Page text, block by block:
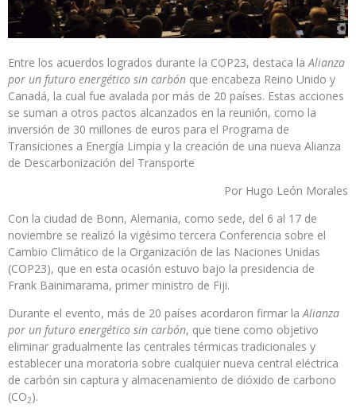
Entre los acuerdos logrados durante la COP23, destaca laAlianza
por un futuro energético sin carbón que encabeza Reino Unido y
Canadá, la cual fue avalada por más de 20 países. Estas acciones
se suman a otros pactos alcanzados en la reunión, como la
inversión de 30 millones de euros para el Programa de
Transiciones a Energía Limpia y la creación de una nueva Alianza
de Descarbonización del Transporte
Por Hugo León Morales
Con la ciudad de Bonn, Alemania, como sede, del 6 al 17 de
noviembre se realizó la vigésimo tercera Conferencia sobre el
Cambio Climático de la Organización de las Naciones Unidas
(COP23), que en esta ocasión estuvo bajo la presidencia de
Frank Bainimarama, primer ministro de Fiji.
Durante el evento, más de 20 países acordaron firmar laAlianza
por un futuro energético sin carbón, que tiene como objetivo
eliminar gradualmente las centrales térmicas tradicionales y
establecer una moratoria sobre cualquier nueva central eléctrica
de carbón sin captura y almacenamiento de dióxido de carbono
(CO2).